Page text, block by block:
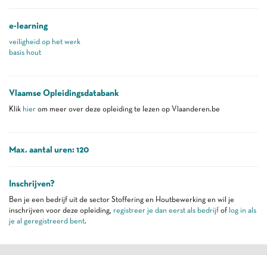
e-learning
veiligheid op het werk
basis hout
Vlaamse Opleidingsdatabank
Klik hier om meer over deze opleiding te lezen op Vlaanderen.be
Max. aantal uren: 120
Inschrijven?
Ben je een bedrijf uit de sector Stoffering en Houtbewerking en wil je
inschrijven voor deze opleiding, registreer je dan eerst als bedrijf of log in als
je al geregistreerd bent.